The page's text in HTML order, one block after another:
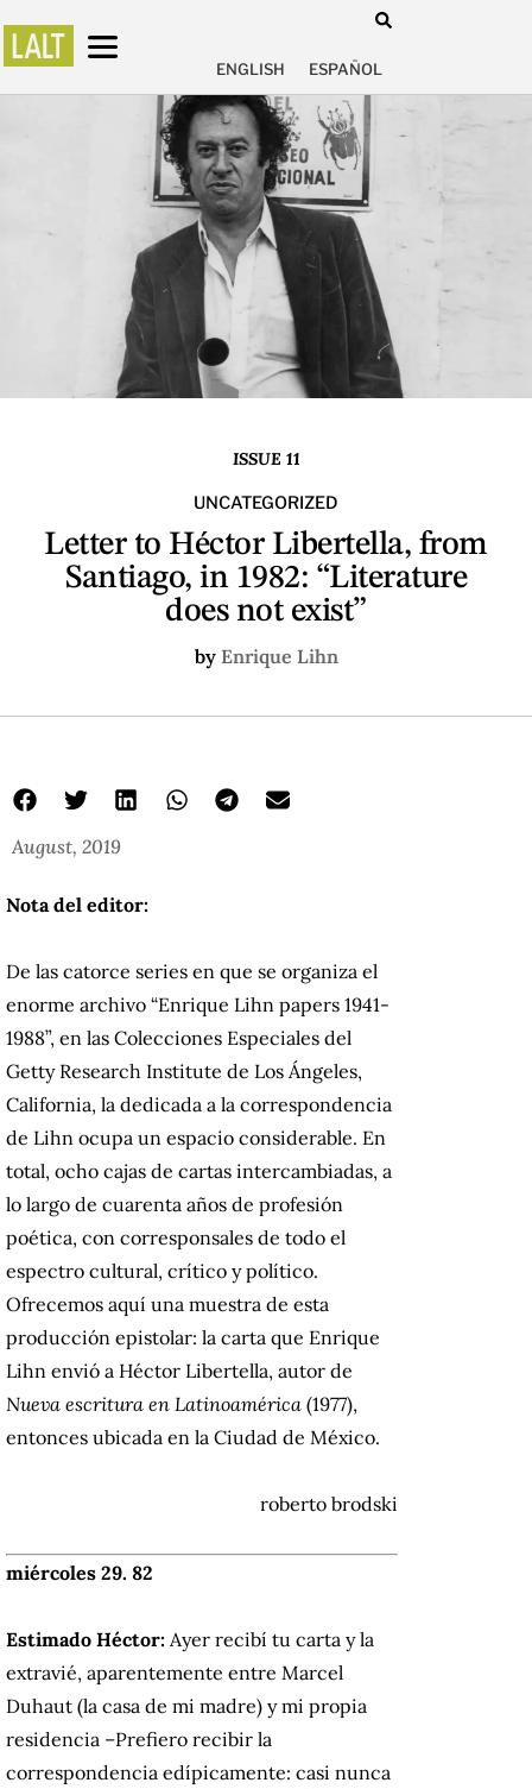
ENGLISH ESPAÑOL
ISSUE 11
UNCATEGORIZED
Letter to Héctor Libertella, from
Santiago, in 1982: “Literature
does not exist”
by Enrique Lihn
August, 2019
Nota del editor:
De las catorce series en que se organiza el
enorme archivo “Enrique Lihn papers 1941-
1988”, en las Colecciones Especiales del
Getty Research Institute de Los Ángeles,
California, la dedicada a la correspondencia
de Lihn ocupa un espacio considerable. En
total, ocho cajas de cartas intercambiadas, a
lo largo de cuarenta años de profesión
poética, con corresponsales de todo el
espectro cultural, crítico y político.
Ofrecemos aquí una muestra de esta
producción epistolar: la carta que Enrique
Lihn envió a Héctor Libertella, autor de
Nueva escritura en Latinoamérica (1977),
entonces ubicada en la Ciudad de México.
roberto brodski
miércoles 29. 82
Estimado Héctor: Ayer recibí tu carta y la
extravié, aparentemente entre Marcel
Duhaut (la casa de mi madre) y mi propia
residencia –Prefiero recibir la
correspondencia edípicamente: casi nunca